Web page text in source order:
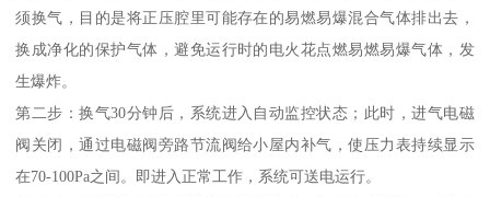
须换气，目的是将正压腔里可能存在的易燃易爆混合气体排出去，
换成净化的保护气体，避免运行时的电火花点燃易燃易爆气体，发
生爆炸。
第二步：换气30分钟后，系统进入自动监控状态；此时，进气电磁
阀关闭，通过电磁阀旁路节流阀给小屋内补气，使压力表持续显示
在70-100Pa之间。即进入正常工作，系统可送电运行。